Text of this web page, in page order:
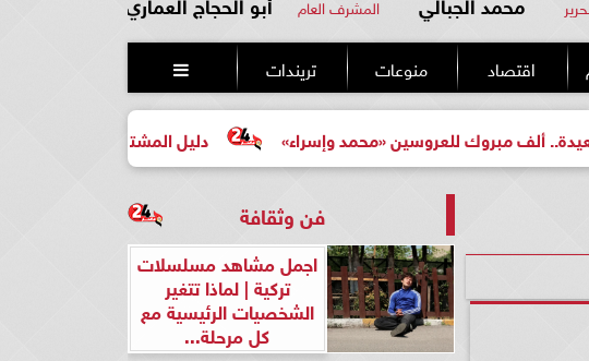
المشرف العام
اقتصاد منوعات تريندات 
دليل المشتري لأول مرة لاختيار مشروع للعروسين «محمد وإسراء»
فن وثقافة
اجمل مشاهد مسلسلات
تركية | لماذا تتغير
الشخصيات الرئيسية مع
كل مرحلة...